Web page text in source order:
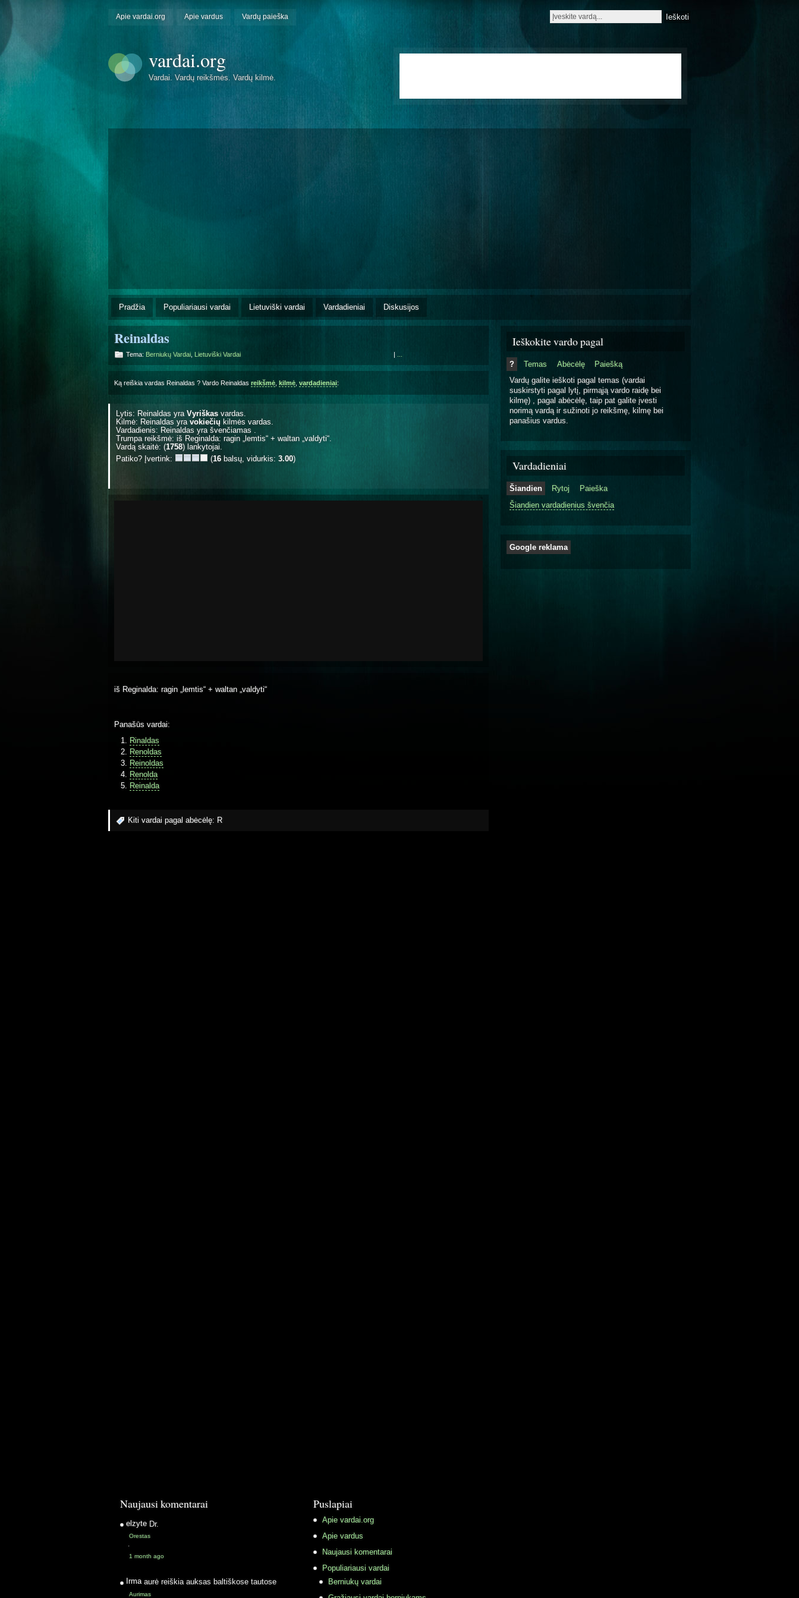
Apie vardai.org Apie vardus Vardų paieška
vardai.org
Vardai. Vardų reikšmės. Vardų kilmė.
Pradžia Populiariausi vardai Lietuviški vardai Vardadieniai Diskusijos
Reinaldas
Tema: Berniukų Vardai Lietuviški Vardai |
Ką reiškia vardas Reinaldas ? Vardo Reinaldas reikšmė kilmė vardadieniai:
Lytis: Reinaldas yra Vyriškas vardas.
Kilmė: Reinaldas yra vokiečių kilmės vardas.
Vardadienis: Reinaldas yra švenčiamas
Trumpa reikšmė: iš Reginalda: ragin „lemtis“ + waltan „valdyti“.
Vardą skaitė: (1758) lankytojai.
Patiko? Įvertink:
(16 balsų, vidurkis: 3.00)
iš Reginalda: ragin „lemtis“ + waltan „valdyti“
Panašūs vardai:
Rinaldas
Renoldas
Reinoldas
Renolda
Reinalda
Kiti vardai pagal abėcėlę: R
Ieškokite vardo pagal
? Temas Abėcėlę
Paiešką
Vardų galite ieškoti pagal temas (vardai
suskirstyti pagal lytį, pirmąją vardo raidę bei
kilmę) , pagal abėcėlę, taip pat galite įvesti
norimą vardą ir sužinoti jo reikšmę, kilmę bei
panašius vardus.
Vardadieniai
Šiandien Rytoj
Paieška
Šiandien vardadienius švenčia
Google reklama
Naujausi komentarai
elzyte Dr.
Orestas
·
1 month ago
Irma aurė reiškia auksas baltiškose tautose
Aurimas
Puslapiai
Apie vardai.org
Apie vardus
Naujausi komentarai
Populiariausi vardai
Berniukų vardai